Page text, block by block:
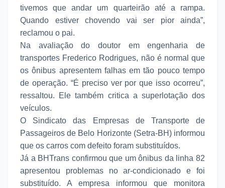
tivemos que andar um quarteirão até a rampa.
Quando estiver chovendo vai ser pior ainda”,
reclamou o pai.
Na avaliação do doutor em engenharia de
transportes Frederico Rodrigues, não é normal que
os ônibus apresentem falhas em tão pouco tempo
de operação. “É preciso ver por que isso ocorreu”,
ressaltou. Ele também critica a superlotação dos
veículos.
O Sindicato das Empresas de Transporte de
Passageiros de Belo Horizonte (Setra-BH) informou
que os carros com defeito foram substituídos.
Já a BHTrans confirmou que um ônibus da linha 82
apresentou problemas no ar-condicionado e foi
substituído. A empresa informou que monitora